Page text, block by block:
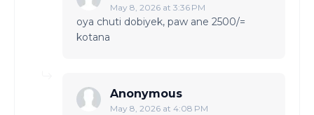
May 8, 2026 at 3:36 PM
oya chuti dobiyek, paw ane 2500/=
kotana
Anonymous
May 8, 2026 at 4:08 PM